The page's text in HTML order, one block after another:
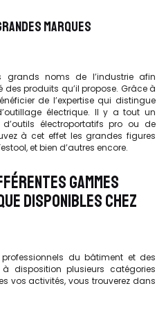
MARQUES
grands noms de l’industrie afin
produits qu’il propose. Grâce à
de l’expertise qui distingue
électrique. Il y a tout un
électroportatifs pro ou de
à cet effet les grandes figures
et bien d’autres encore.
GAMMES
DISPONIBLES CHEZ
du bâtiment et des
à disposition plusieurs catégories
vos activités, vous trouverez dans